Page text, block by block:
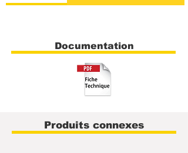
Documentation
Produits connexes